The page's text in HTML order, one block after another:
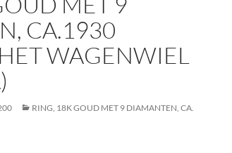
CA.1930
WAGENWIEL
RING, 18K GOUD MET 9 DIAMANTEN, CA.